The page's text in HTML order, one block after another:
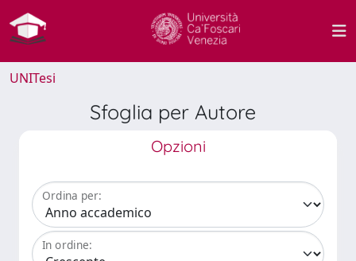
UNITesi
Sfoglia per Autore
Opzioni
Ordina per:
In ordine: